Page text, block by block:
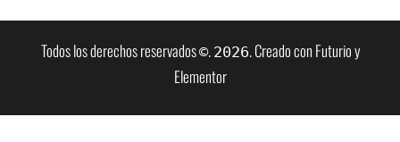
Todos los derechos reservados©. 2026. Creado con Futurio y
Elementor